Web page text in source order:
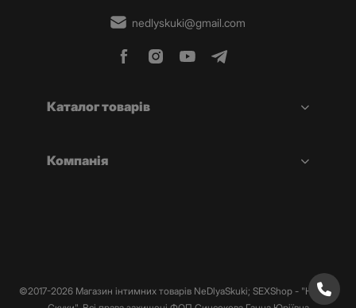
nedlyskuki@gmail.com
Каталог товарів
Компанія
©2017-2026 Магазин інтимних товарів NeDlyaSkuki; SEXShop - "Не Для